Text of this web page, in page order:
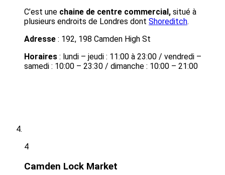
C’est une chaine de centre commercial, situé à
plusieurs endroits de Londres dont Shoreditch.
Adresse : 192, 198 Camden High St
Horaires : lundi – jeudi : 11:00 à 23:00 / vendredi –
samedi : 10:00 – 23:30 / dimanche : 10:00 – 21:00
4
Camden Lock Market